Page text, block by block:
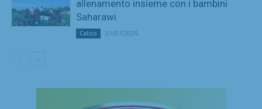
allenamento insieme con i bambini
Saharawi
Calcio 21/07/2026